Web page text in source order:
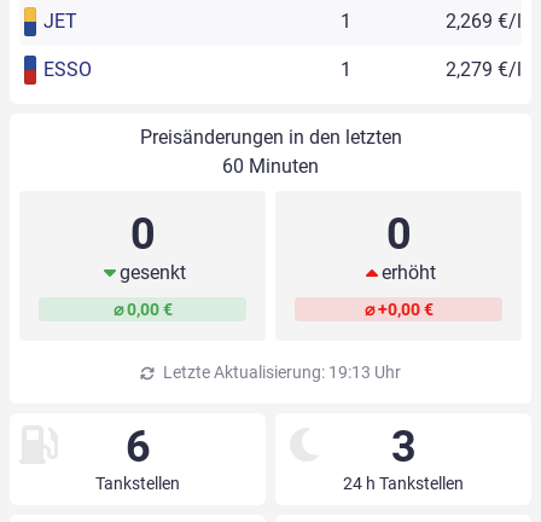
JET 1 2,269 €/l
ESSO 1 2,279 €/l
Preisänderungen in den letzten
60 Minuten
0
gesenkt
⌀ 0,00 €
0
erhöht
⌀ +0,00 €
Letzte Aktualisierung: 19:13 Uhr
6
Tankstellen
3
24 h Tankstellen